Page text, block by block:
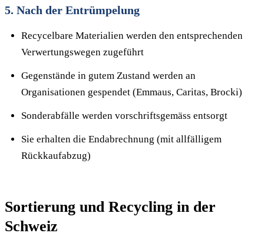
5. Nach der Entrümpelung
Recycelbare Materialien werden den entsprechenden
Verwertungswegen zugeführt
Gegenstände in gutem Zustand werden an
Organisationen gespendet (Emmaus, Caritas, Brocki)
Sonderabfälle werden vorschriftsgemäss entsorgt
Sie erhalten die Endabrechnung (mit allfälligem
Rückkaufabzug)
Sortierung und Recycling in der
Schweiz